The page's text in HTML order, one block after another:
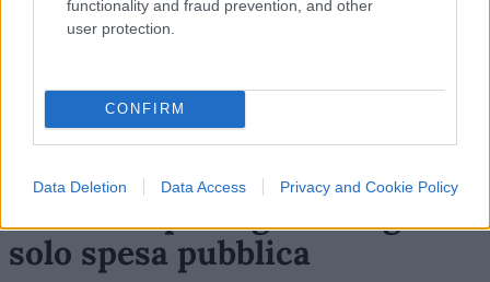
functionality and fraud prevention, and other
user protection.
CONFIRM
Data Deletion Data Access Privacy and Cookie Policy
solo spesa pubblica